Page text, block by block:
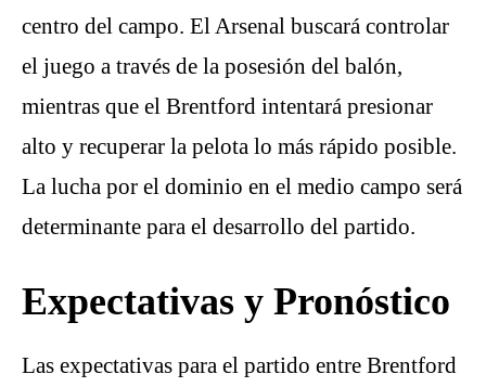
centro del campo. El Arsenal buscará controlar
el juego a través de la posesión del balón,
mientras que el Brentford intentará presionar
alto y recuperar la pelota lo más rápido posible.
La lucha por el dominio en el medio campo será
determinante para el desarrollo del partido.
Expectativas y Pronóstico
Las expectativas para el partido entre Brentford